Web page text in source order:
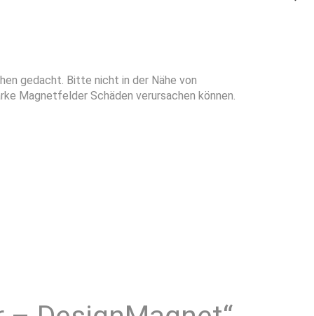
gedacht. Bitte nicht in der Nähe von
Magnetfelder Schäden verursachen können.